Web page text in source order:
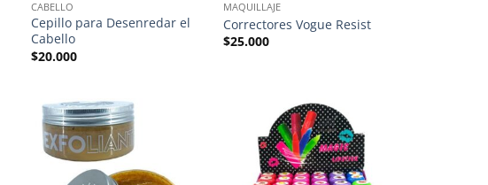
CABELLO
Cepillo para Desenredar el
Cabello
$20.000
MAQUILLAJE
Correctores Vogue Resist
$25.000